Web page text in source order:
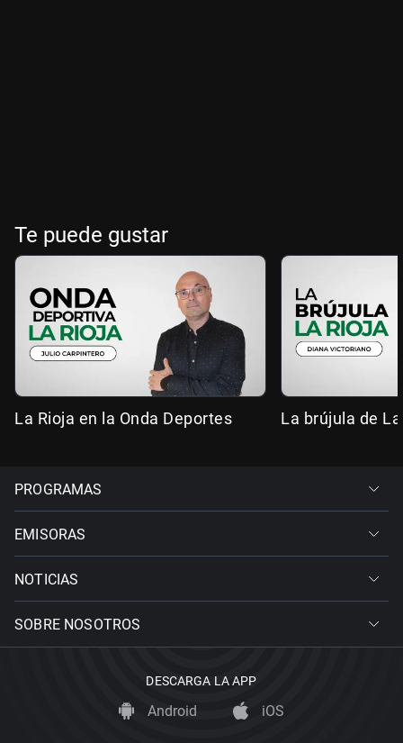
Te puede gustar
La Rioja en la Onda Deportes La brújula de
PROGRAMAS
EMISORAS
NOTICIAS
SOBRE NOSOTROS
DESCARGA LA APP
Android iOS